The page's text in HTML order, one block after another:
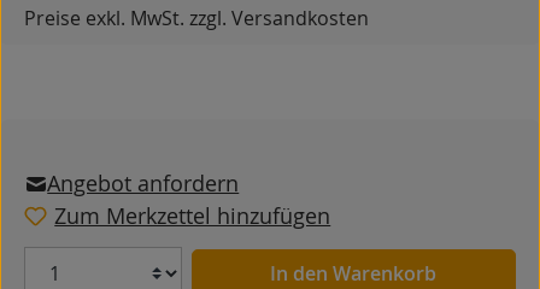
Preise exkl. MwSt. zzgl. Versandkosten
Angebot anfordern
Zum Merkzettel hinzufügen
Anzahl In den Warenkorb